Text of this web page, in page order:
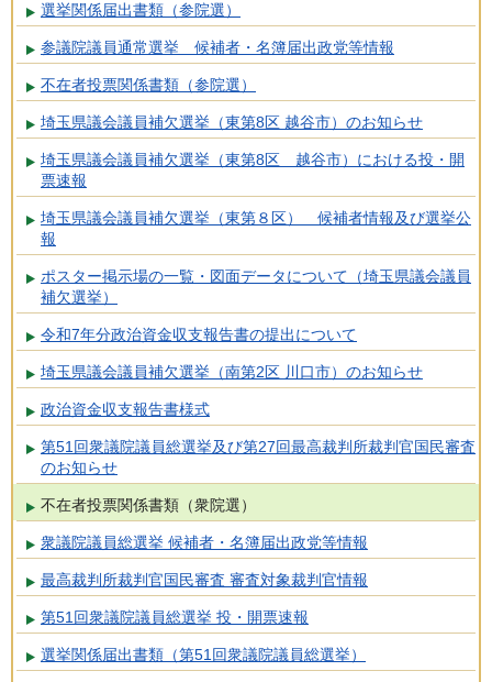
選挙関係届出書類（参院選）
参議院議員通常選挙 候補者・名簿届出政党等情報
不在者投票関係書類（参院選）
埼玉県議会議員補欠選挙（東第8区 越谷市）のお知らせ
埼玉県議会議員補欠選挙（東第8区 越谷市）における投・開
票速報
埼玉県議会議員補欠選挙（東第８区） 候補者情報及び選挙公
報
ポスター掲示場の一覧・図面データについて（埼玉県議会議員
補欠選挙）
令和7年分政治資金収支報告書の提出について
埼玉県議会議員補欠選挙（南第2区 川口市）のお知らせ
政治資金収支報告書様式
第51回衆議院議員総選挙及び第27回最高裁判所裁判官国民審査
のお知らせ
不在者投票関係書類（衆院選）
衆議院議員総選挙 候補者・名簿届出政党等情報
最高裁判所裁判官国民審査 審査対象裁判官情報
第51回衆議院議員総選挙 投・開票速報
選挙関係届出書類（第51回衆議院議員総選挙）